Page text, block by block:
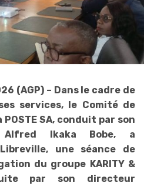
(AGP) – Dans le cadre de
services, le Comité de
SA, conduit par son
Alfred Ikaka Bobe, a
une séance de
du groupe KARITY &
par son directeur